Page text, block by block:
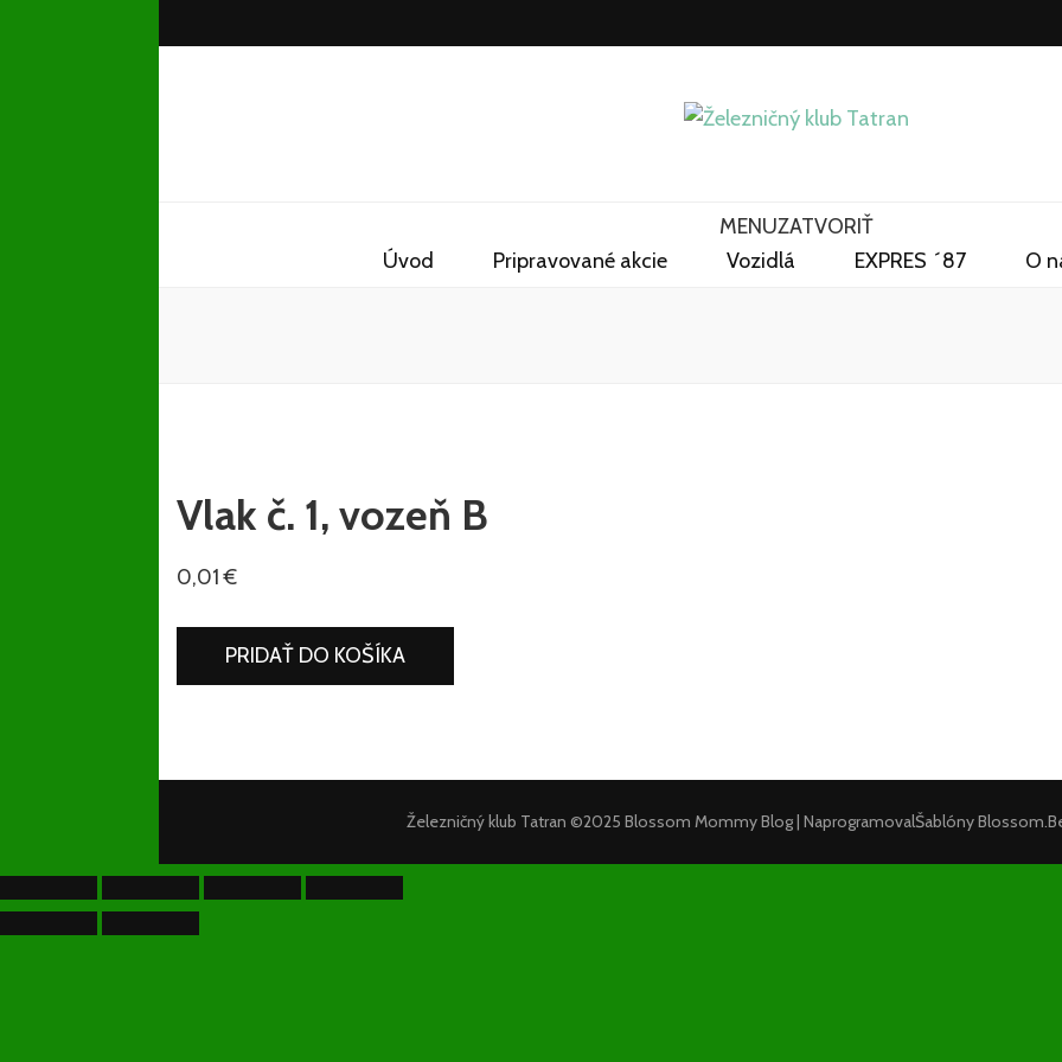
MENUZATVORIŤ
Úvod
Pripravované akcie Vozidlá EXPRES ´87 O
Vlak č. 1, vozeň B
0,01€
množstvo
vozeň
PRIDAŤ DO KOŠÍKA
Železničný klub Tatran ©2025 Blossom Mommy Blog | NaprogramovalŠablóny Blossom